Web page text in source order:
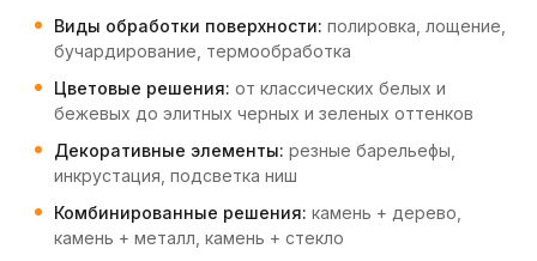
Виды обработки поверхности: полировка, лощение,
бучардирование, термообработка
Цветовые решения: от классических белых и
бежевых до элитных черных и зеленых оттенков
Декоративные элементы: резные барельефы,
инкрустация, подсветка ниш
Комбинированные решения: камень + дерево,
камень + металл, камень + стекло